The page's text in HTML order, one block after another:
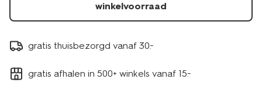
winkelvoorraad
gratis thuisbezorgd vanaf 30.-
gratis afhalen in 500+ winkels vanaf 15.-